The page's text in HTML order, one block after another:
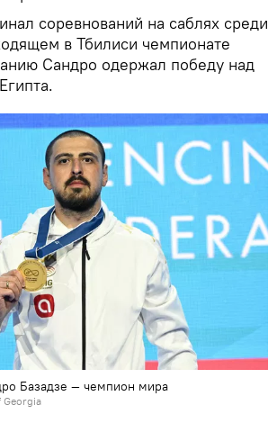
соревнований на саблях среди
в Тбилиси чемпионате
Сандро одержал победу над
Базадзе — чемпион мира
Georgia